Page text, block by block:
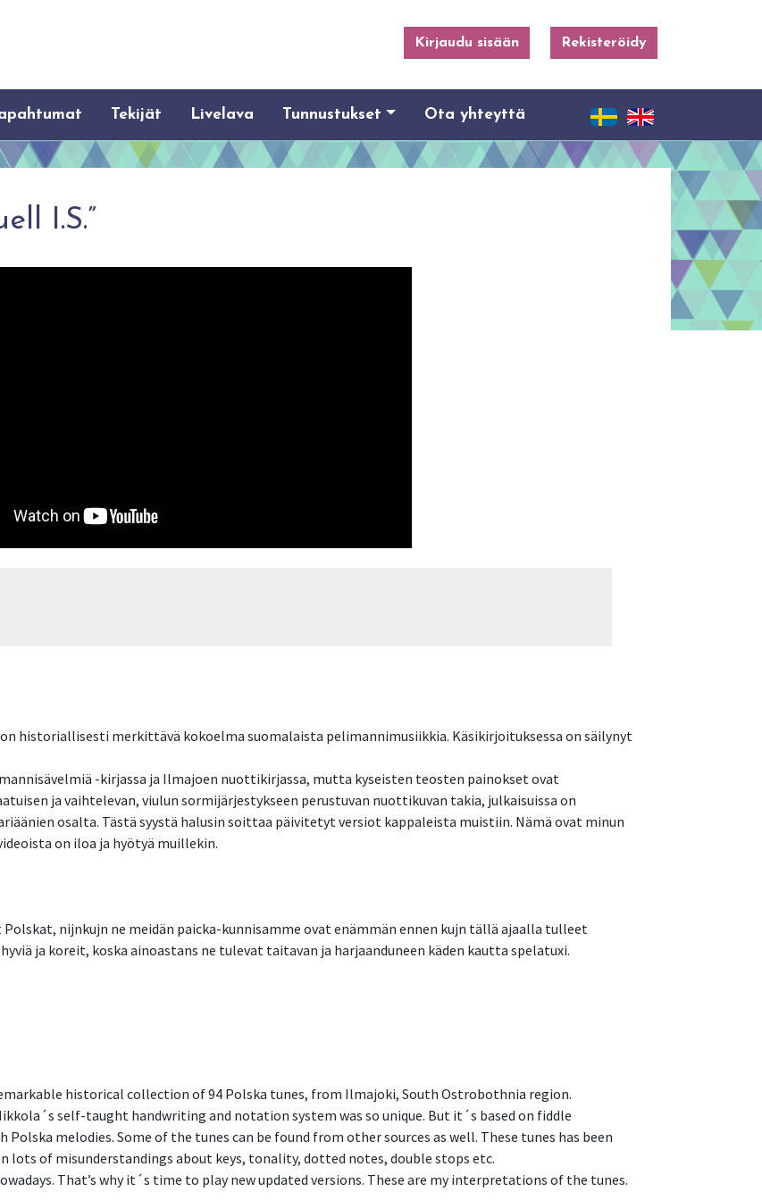
Kirjaudu sisään Rekisteröidy
Tekijät Livelava Tunnustukset Ota yhteyttä
I.S.”
historiallisesti merkittävä kokoelma suomalaista pelimannimusiikkia. Käsikirjoituksessa on säilynyt
-kirjassa ja Ilmajoen nuottikirjassa, mutta kyseisten teosten painokset ovat
ja vaihtelevan, viulun sormijärjestykseen perustuvan nuottikuvan takia, julkaisuissa on
osalta. Tästä syystä halusin soittaa päivitetyt versiot kappaleista muistiin. Nämä ovat minun
on iloa ja hyötyä muillekin.
nijnkujn ne meidän paicka-kunnisamme ovat enämmän ennen kujn tällä ajaalla tulleet
ja koreit, koska ainoastans ne tulevat taitavan ja harjaanduneen käden kautta spelatuxi.
historical collection of 94 Polska tunes, from Ilmajoki, South Ostrobothnia region.
self-taught handwriting and notation system was so unique. But it´s based on fiddle
melodies. Some of the tunes can be found from other sources as well. These tunes has been
lots of misunderstandings about keys, tonality, dotted notes, double stops etc.
That’s why it´s time to play new updated versions. These are my interpretations of the tunes.